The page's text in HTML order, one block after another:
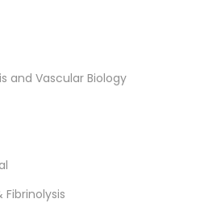
and Vascular Biology